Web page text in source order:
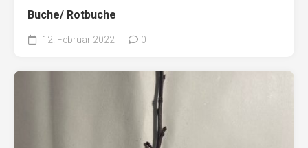
Buche/ Rotbuche
12. Februar 2022 0